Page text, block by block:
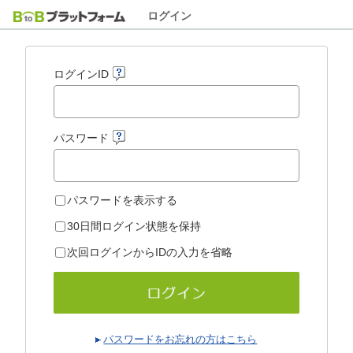
ログイン
ログインID
パスワード
パスワードを表示する
30日間ログイン状態を保持
次回ログインからIDの入力を省略
パスワードをお忘れの方はこちら